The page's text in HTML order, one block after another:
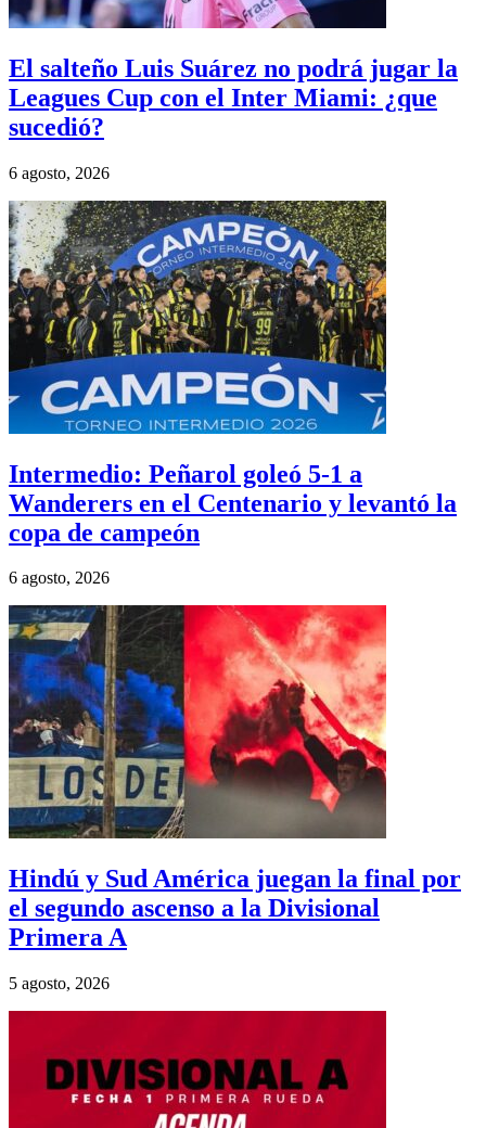
El salteño Luis Suárez no podrá jugar la
Leagues Cup con el Inter Miami: ¿que
sucedió?
6 agosto, 2026
Intermedio: Peñarol goleó 5-1 a
Wanderers en el Centenario y levantó la
copa de campeón
6 agosto, 2026
Hindú y Sud América juegan la final por
el segundo ascenso a la Divisional
Primera A
5 agosto, 2026